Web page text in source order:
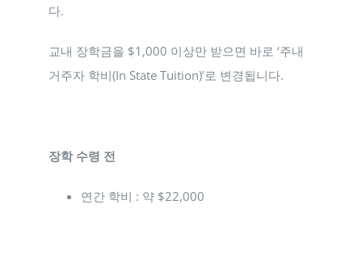
다.
교내 장학금을 $1,000 이상만 받으면 바로 ‘주내
거주자 학비(In State Tuition)’로 변경됩니다.
장학 수령 전
연간 학비 : 약 $22,000